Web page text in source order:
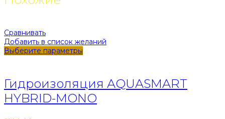
Сравнивать
Добавить в список желаний
Выберите параметры
Гидроизоляция AQUASMART
HYBRID-MONO